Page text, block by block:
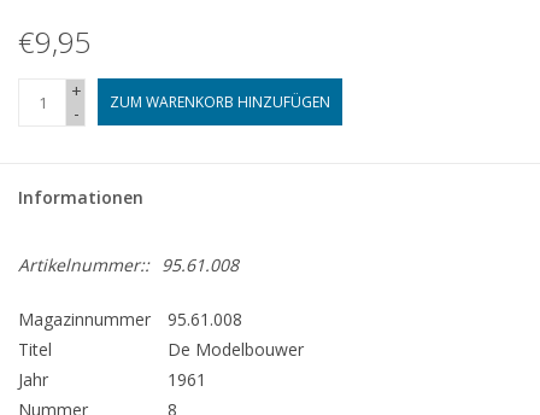
€9,95
+
-
ZUM WARENKORB HINZUFÜGEN
Informationen
Artikelnummer:: 95.61.008
Magazinnummer
95.61.008
Titel
De Modelbouwer
Jahr
1961
Nummer
8